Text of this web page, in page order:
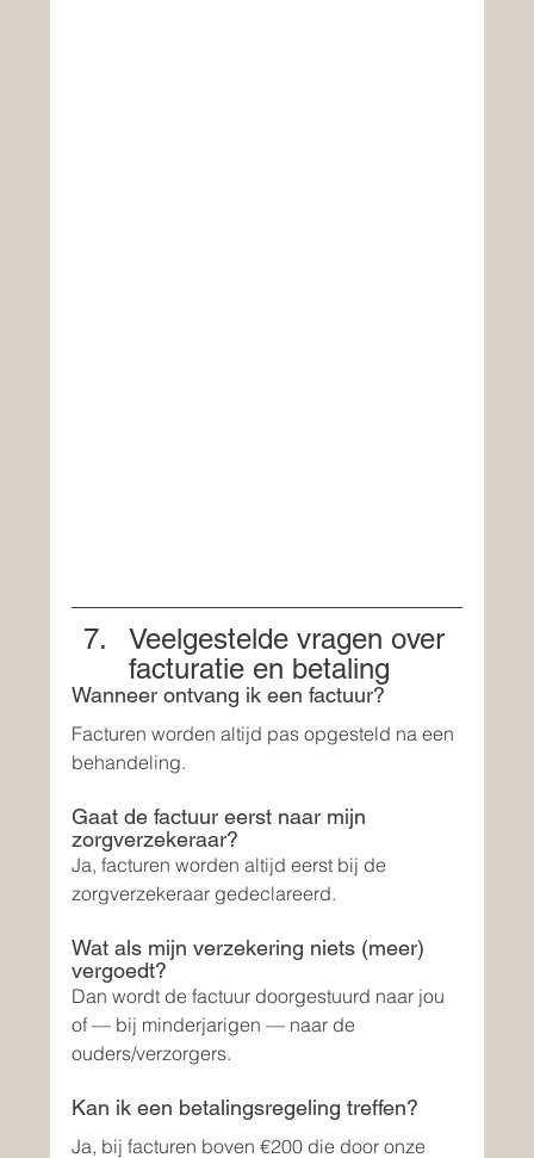
Veelgestelde vragen over
facturatie en betaling
Wanneer ontvang ik een factuur?
Facturen worden altijd pas opgesteld na een
behandeling.
Gaat de factuur eerst naar mijn
zorgverzekeraar?
Ja, facturen worden altijd eerst bij de
zorgverzekeraar gedeclareerd.
Wat als mijn verzekering niets (meer)
vergoedt?
Dan wordt de factuur doorgestuurd naar jou
of — bij minderjarigen — naar de
ouders/verzorgers.
Kan ik een betalingsregeling treffen?
Ja, bij facturen boven €200 die door onze